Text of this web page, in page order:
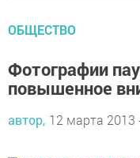
ОБЩЕСТВО
Фотографии
повышенное
автор, 12 марта 2013